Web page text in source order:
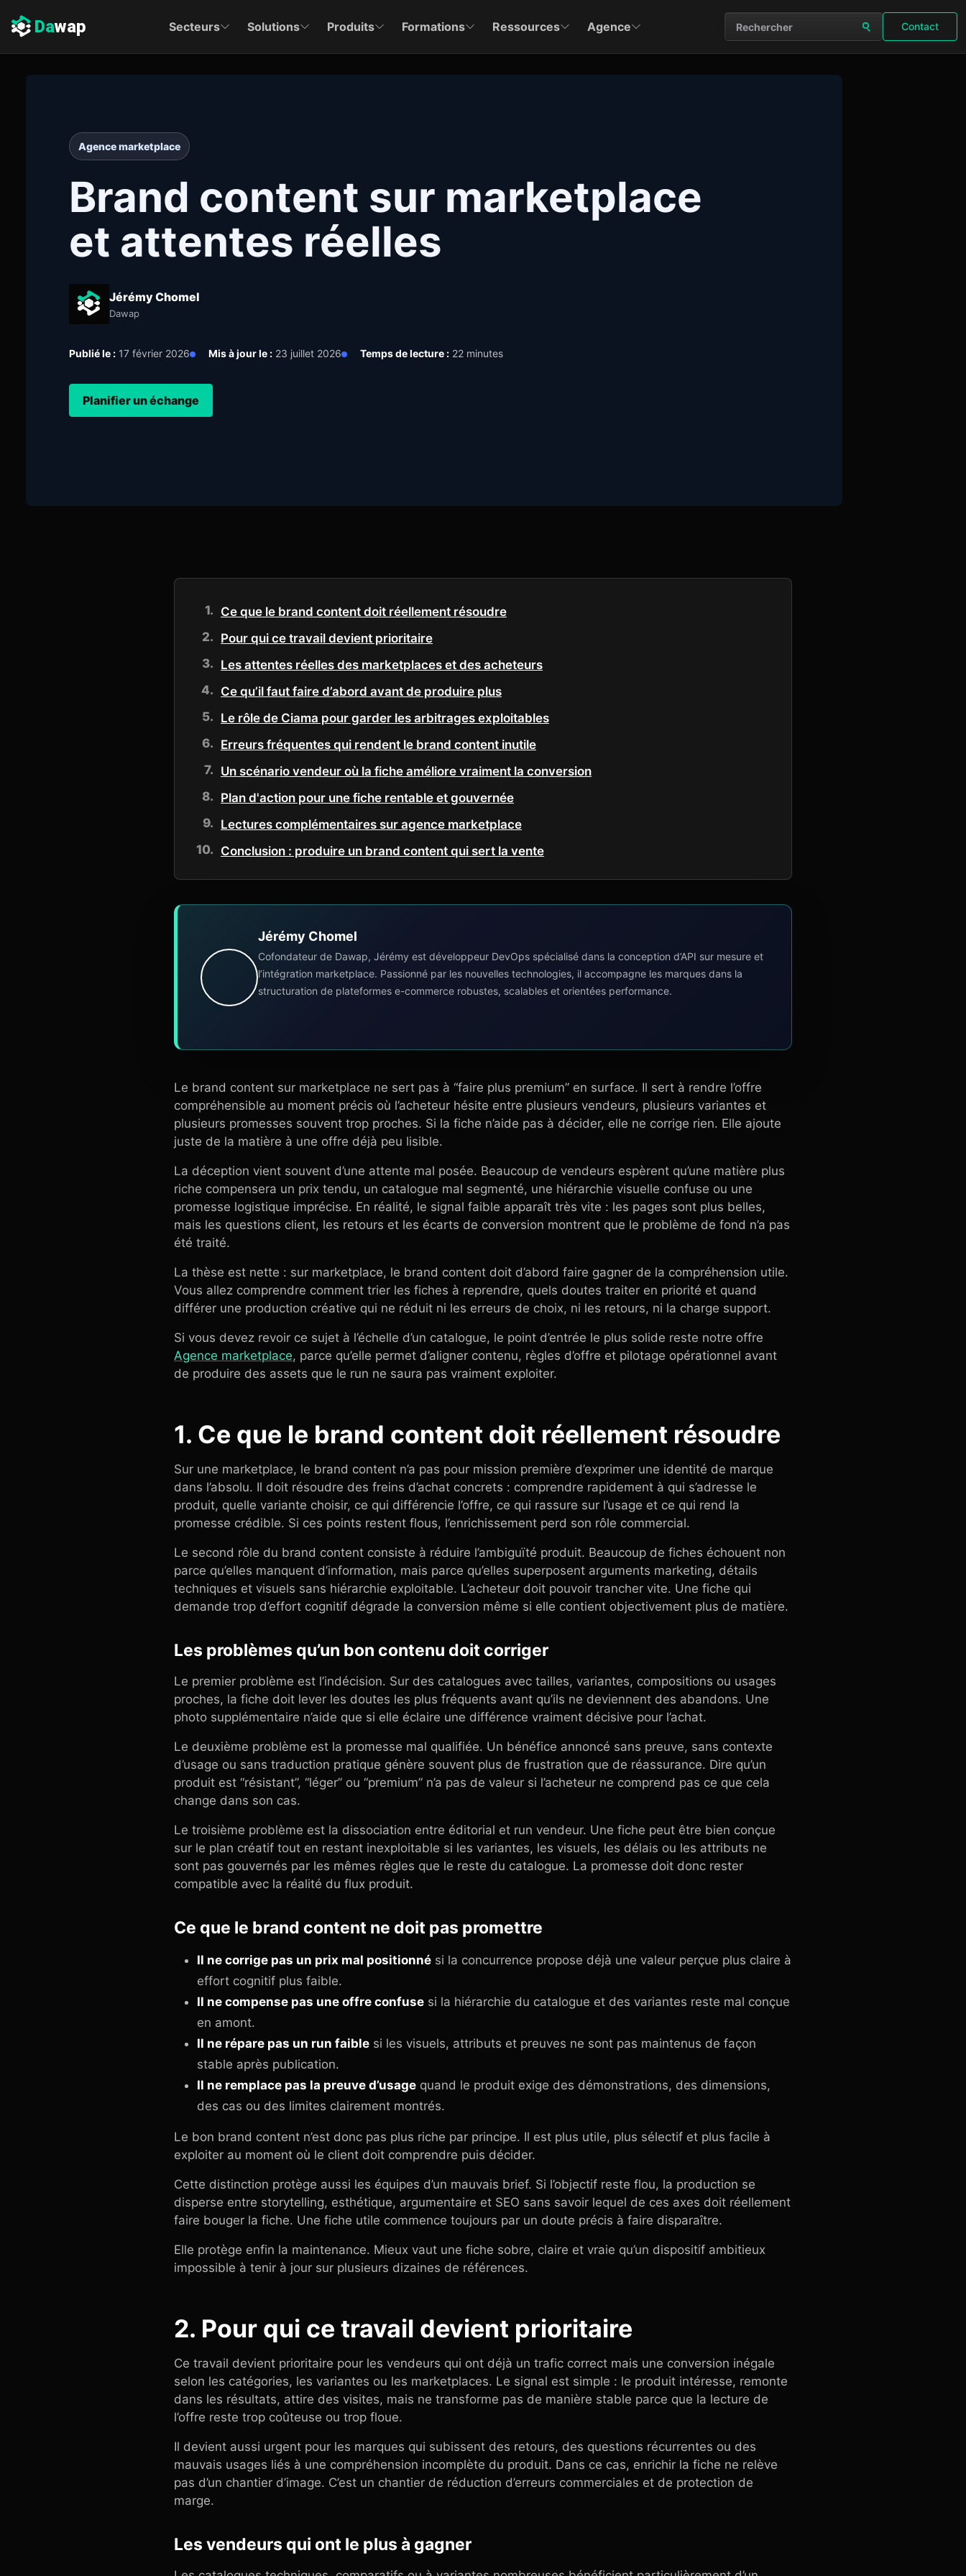
Dawap Secteurs Solutions Produits Formations Ressources Agence
Rechercher sur le site
Contact
Agence marketplace
Brand content sur marketplace
et attentes réelles
Jérémy Chomel
Dawap
Publié le : 17 février 2026 Mis à jour le : 23 juillet 2026 Temps de lecture : 22 minutes
Planifier un échange
Ce que le brand content doit réellement résoudre
Pour qui ce travail devient prioritaire
Les attentes réelles des marketplaces et des acheteurs
Ce qu’il faut faire d’abord avant de produire plus
Le rôle de Ciama pour garder les arbitrages exploitables
Erreurs fréquentes qui rendent le brand content inutile
Un scénario vendeur où la fiche améliore vraiment la conversion
Plan d'action pour une fiche rentable et gouvernée
Lectures complémentaires sur agence marketplace
Conclusion : produire un brand content qui sert la vente
Jérémy Chomel
Cofondateur de Dawap, Jérémy est développeur DevOps spécialisé dans la conception d’API sur mesure et
l’intégration marketplace. Passionné par les nouvelles technologies, il accompagne les marques dans la
structuration de plateformes e-commerce robustes, scalables et orientées performance.
Le brand content sur marketplace ne sert pas à “faire plus premium” en surface. Il sert à rendre l’offre
compréhensible au moment précis où l’acheteur hésite entre plusieurs vendeurs, plusieurs variantes et
plusieurs promesses souvent trop proches. Si la fiche n’aide pas à décider, elle ne corrige rien. Elle ajoute
juste de la matière à une offre déjà peu lisible.
La déception vient souvent d’une attente mal posée. Beaucoup de vendeurs espèrent qu’une matière plus
riche compensera un prix tendu, un catalogue mal segmenté, une hiérarchie visuelle confuse ou une
promesse logistique imprécise. En réalité, le signal faible apparaît très vite : les pages sont plus belles,
mais les questions client, les retours et les écarts de conversion montrent que le problème de fond n’a pas
été traité.
La thèse est nette : sur marketplace, le brand content doit d’abord faire gagner de la compréhension utile.
Vous allez comprendre comment trier les fiches à reprendre, quels doutes traiter en priorité et quand
différer une production créative qui ne réduit ni les erreurs de choix, ni les retours, ni la charge support.
Si vous devez revoir ce sujet à l’échelle d’un catalogue, le point d’entrée le plus solide reste notre offre
Agence marketplace, parce qu’elle permet d’aligner contenu, règles d’offre et pilotage opérationnel avant
de produire des assets que le run ne saura pas vraiment exploiter.
1. Ce que le brand content doit réellement résoudre
Sur une marketplace, le brand content n’a pas pour mission première d’exprimer une identité de marque
dans l’absolu. Il doit résoudre des freins d’achat concrets : comprendre rapidement à qui s’adresse le
produit, quelle variante choisir, ce qui différencie l’offre, ce qui rassure sur l’usage et ce qui rend la
promesse crédible. Si ces points restent flous, l’enrichissement perd son rôle commercial.
Le second rôle du brand content consiste à réduire l’ambiguïté produit. Beaucoup de fiches échouent non
parce qu’elles manquent d’information, mais parce qu’elles superposent arguments marketing, détails
techniques et visuels sans hiérarchie exploitable. L’acheteur doit pouvoir trancher vite. Une fiche qui
demande trop d’effort cognitif dégrade la conversion même si elle contient objectivement plus de matière.
Les problèmes qu’un bon contenu doit corriger
Le premier problème est l’indécision. Sur des catalogues avec tailles, variantes, compositions ou usages
proches, la fiche doit lever les doutes les plus fréquents avant qu’ils ne deviennent des abandons. Une
photo supplémentaire n’aide que si elle éclaire une différence vraiment décisive pour l’achat.
Le deuxième problème est la promesse mal qualifiée. Un bénéfice annoncé sans preuve, sans contexte
d’usage ou sans traduction pratique génère souvent plus de frustration que de réassurance. Dire qu’un
produit est “résistant”, “léger” ou “premium” n’a pas de valeur si l’acheteur ne comprend pas ce que cela
change dans son cas.
Le troisième problème est la dissociation entre éditorial et run vendeur. Une fiche peut être bien conçue
sur le plan créatif tout en restant inexploitable si les variantes, les visuels, les délais ou les attributs ne
sont pas gouvernés par les mêmes règles que le reste du catalogue. La promesse doit donc rester
compatible avec la réalité du flux produit.
Ce que le brand content ne doit pas promettre
Il ne corrige pas un prix mal positionné si la concurrence propose déjà une valeur perçue plus claire à
effort cognitif plus faible.
Il ne compense pas une offre confuse si la hiérarchie du catalogue et des variantes reste mal conçue
en amont.
Il ne répare pas un run faible si les visuels, attributs et preuves ne sont pas maintenus de façon
stable après publication.
Il ne remplace pas la preuve d’usage quand le produit exige des démonstrations, des dimensions,
des cas ou des limites clairement montrés.
Le bon brand content n’est donc pas plus riche par principe. Il est plus utile, plus sélectif et plus facile à
exploiter au moment où le client doit comprendre puis décider.
Cette distinction protège aussi les équipes d’un mauvais brief. Si l’objectif reste flou, la production se
disperse entre storytelling, esthétique, argumentaire et SEO sans savoir lequel de ces axes doit réellement
faire bouger la fiche. Une fiche utile commence toujours par un doute précis à faire disparaître.
Elle protège enfin la maintenance. Mieux vaut une fiche sobre, claire et vraie qu’un dispositif ambitieux
impossible à tenir à jour sur plusieurs dizaines de références.
2. Pour qui ce travail devient prioritaire
Ce travail devient prioritaire pour les vendeurs qui ont déjà un trafic correct mais une conversion inégale
selon les catégories, les variantes ou les marketplaces. Le signal est simple : le produit intéresse, remonte
dans les résultats, attire des visites, mais ne transforme pas de manière stable parce que la lecture de
l’offre reste trop coûteuse ou trop floue.
Il devient aussi urgent pour les marques qui subissent des retours, des questions récurrentes ou des
mauvais usages liés à une compréhension incomplète du produit. Dans ce cas, enrichir la fiche ne relève
pas d’un chantier d’image. C’est un chantier de réduction d’erreurs commerciales et de protection de
marge.
Les vendeurs qui ont le plus à gagner